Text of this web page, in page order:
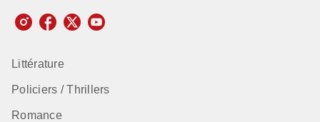
Littérature
Policiers / Thrillers
Romance